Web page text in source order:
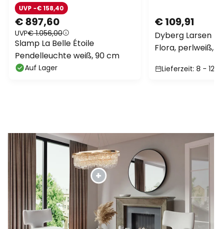
€ 897,60
UVP€ 1.056,00
UVP -€ 158,40
Slamp La Belle Étoile
Pendelleuchte weiß, 90 cm
Auf Lager
€ 109,91
Dyberg Larsen
Flora, perlweiß,
Lieferzeit: 8 - 12